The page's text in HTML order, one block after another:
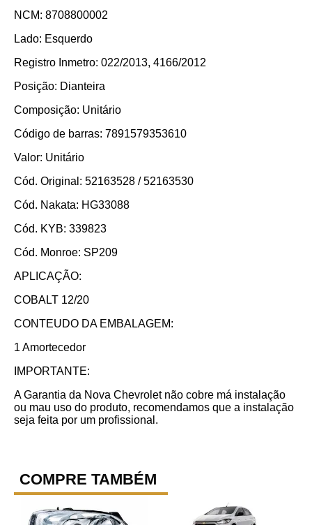
NCM: 8708800002
Lado: Esquerdo
Registro Inmetro: 022/2013, 4166/2012
Posição: Dianteira
Composição: Unitário
Código de barras: 7891579353610
Valor: Unitário
Cód. Original: 52163528 / 52163530
Cód. Nakata: HG33088
Cód. KYB: 339823
Cód. Monroe: SP209
APLICAÇÃO:
COBALT 12/20
CONTEUDO DA EMBALAGEM:
1 Amortecedor
IMPORTANTE:
A Garantia da Nova Chevrolet não cobre má instalação
ou mau uso do produto, recomendamos que a instalação
seja feita por um profissional.
COMPRE TAMBÉM